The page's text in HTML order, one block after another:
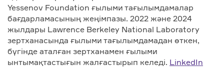
Yessenov Foundation ғылыми тағылымдамалар
бағдарламасының жеңімпазы. 2022 және 2024
жылдары Lawrence Berkeley National Laboratory
зертханасында ғылыми тағылымдамадан өткен,
бүгінде аталған зертханамен ғылыми
ынтымақтастығын жалғастырып келеді. LinkedIn